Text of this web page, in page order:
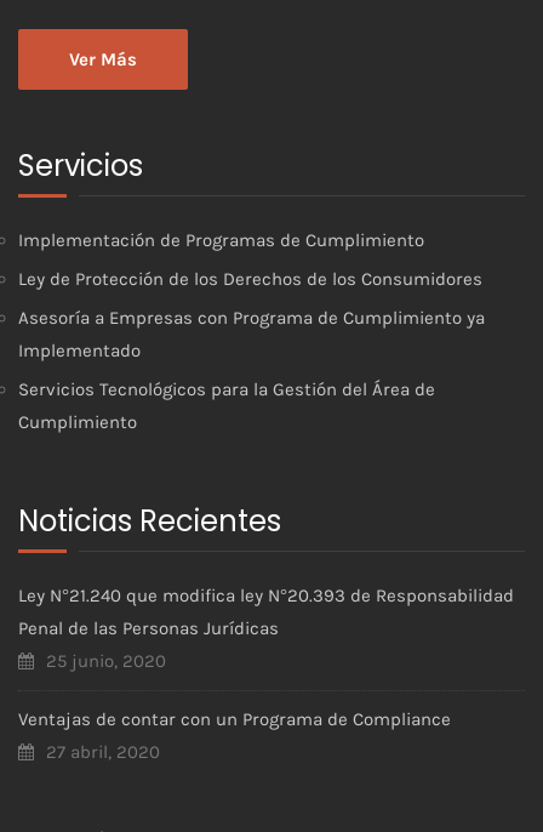
Ver Más
Servicios
Implementación de Programas de Cumplimiento
Ley de Protección de los Derechos de los Consumidores
Asesoría a Empresas con Programa de Cumplimiento ya
Implementado
Servicios Tecnológicos para la Gestión del Área de
Cumplimiento
Noticias Recientes
Ley N°21.240 que modifica ley N°20.393 de Responsabilidad
Penal de las Personas Jurídicas
25 junio, 2020
Ventajas de contar con un Programa de Compliance
27 abril, 2020